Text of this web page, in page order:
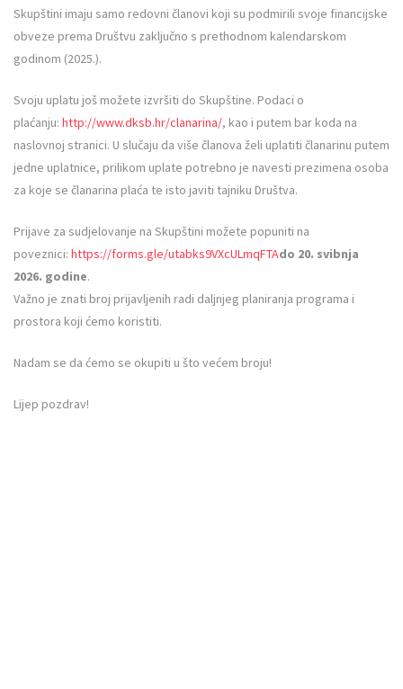
Skupštini imaju samo redovni članovi koji su podmirili svoje financijske
obveze prema Društvu zaključno s prethodnom kalendarskom
godinom (2025.).
Svoju uplatu još možete izvršiti do Skupštine. Podaci o
plaćanju: http://www.dksb.hr/clanarina/, kao i putem bar koda na
naslovnoj stranici. U slučaju da više članova želi uplatiti članarinu putem
jedne uplatnice, prilikom uplate potrebno je navesti prezimena osoba
za koje se članarina plaća te isto javiti tajniku Društva.
Prijave za sudjelovanje na Skupštini možete popuniti na
poveznici: https://forms.gle/utabks9VXcULmqFTAdo 20. svibnja
2026. godine.
Važno je znati broj prijavljenih radi daljnjeg planiranja programa i
prostora koji ćemo koristiti.
Nadam se da ćemo se okupiti u što većem broju!
Lijep pozdrav!